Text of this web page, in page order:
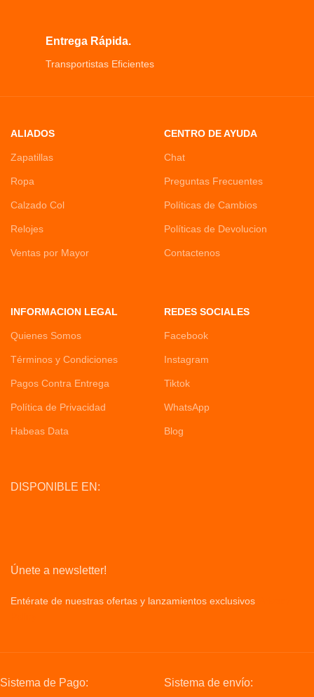
Entrega Rápida.
Transportistas Eficientes
ALIADOS
Zapatillas
Ropa
Calzado Col
Relojes
Ventas por Mayor
CENTRO DE AYUDA
Chat
Preguntas Frecuentes
Políticas de Cambios
Políticas de Devolucion
Contactenos
INFORMACION LEGAL
Quienes Somos
Términos y Condiciones
Pagos Contra Entrega
Política de Privacidad
Habeas Data
REDES SOCIALES
Facebook
Instagram
Tiktok
WhatsApp
Blog
DISPONIBLE EN:
Únete a newsletter!
Entérate de nuestras ofertas y lanzamientos exclusivos
Sistema de Pago: Sistema de envío: